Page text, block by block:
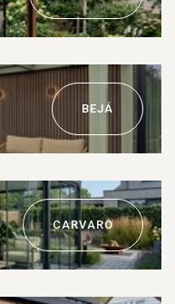
BEJÁ
CARVARO